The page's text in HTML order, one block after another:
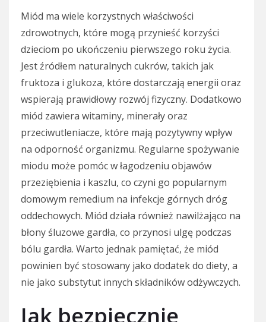
Miód ma wiele korzystnych właściwości
zdrowotnych, które mogą przynieść korzyści
dzieciom po ukończeniu pierwszego roku życia.
Jest źródłem naturalnych cukrów, takich jak
fruktoza i glukoza, które dostarczają energii oraz
wspierają prawidłowy rozwój fizyczny. Dodatkowo
miód zawiera witaminy, minerały oraz
przeciwutleniacze, które mają pozytywny wpływ
na odporność organizmu. Regularne spożywanie
miodu może pomóc w łagodzeniu objawów
przeziębienia i kaszlu, co czyni go popularnym
domowym remedium na infekcje górnych dróg
oddechowych. Miód działa również nawilżająco na
błony śluzowe gardła, co przynosi ulgę podczas
bólu gardła. Warto jednak pamiętać, że miód
powinien być stosowany jako dodatek do diety, a
nie jako substytut innych składników odżywczych.
Jak bezpiecznie